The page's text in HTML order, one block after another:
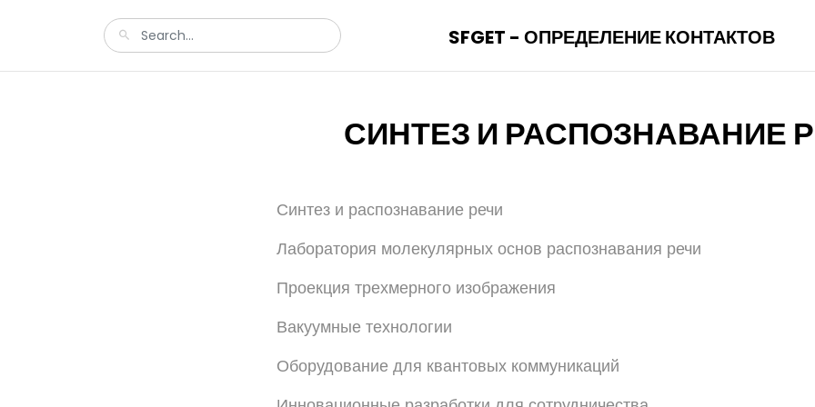
SFGET - ОПРЕДЕЛЕНИЕ КОНТАКТОВ
СИНТЕЗ И РАСПОЗНАВАНИЕ
Синтез и распознавание речи
Лаборатория молекулярных основ распознавания речи
Проекция трехмерного изображения
Вакуумные технологии
Оборудование для квантовых коммуникаций